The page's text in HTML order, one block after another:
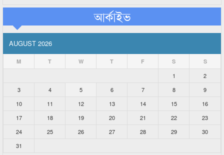
আর্কাইভ
AUGUST 2026
M T W T F S S
1
2
3
4 5 6 7 8
9
10
11 12 13 14 15
16
17
18 19 20 21 22
23
24
25 26 27 28 29
30
31